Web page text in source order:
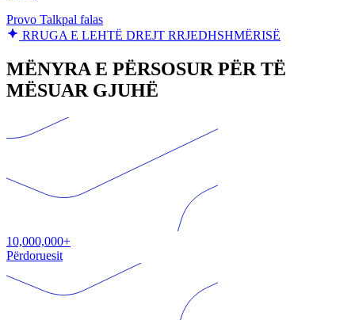
Provo Talkpal falas
RRUGA E LEHTË DREJT RRJEDHSHMËRISË
MËNYRA E PËRSOSUR PËR TË
MËSUAR GJUHË
10,000,000+
Përdoruesit